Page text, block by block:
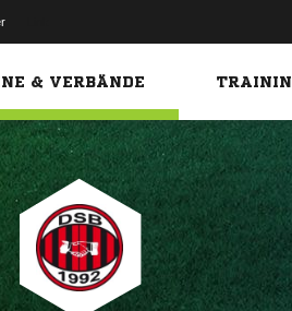
& VERBÄNDE